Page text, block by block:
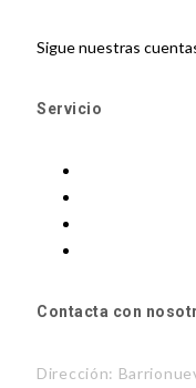
Sigue nuestras
Servicio
Contacta con
Dirección: